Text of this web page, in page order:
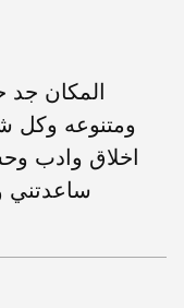
المكان جد
ومتنوعه وكل
اخلاق وادب
ساعدتني